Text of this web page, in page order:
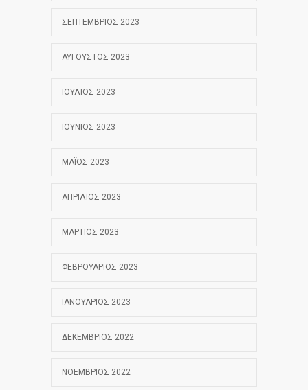
ΣΕΠΤΈΜΒΡΙΟΣ 2023
ΑΎΓΟΥΣΤΟΣ 2023
ΙΟΎΛΙΟΣ 2023
ΙΟΎΝΙΟΣ 2023
ΜΆΙΟΣ 2023
ΑΠΡΊΛΙΟΣ 2023
ΜΆΡΤΙΟΣ 2023
ΦΕΒΡΟΥΆΡΙΟΣ 2023
ΙΑΝΟΥΆΡΙΟΣ 2023
ΔΕΚΈΜΒΡΙΟΣ 2022
ΝΟΈΜΒΡΙΟΣ 2022